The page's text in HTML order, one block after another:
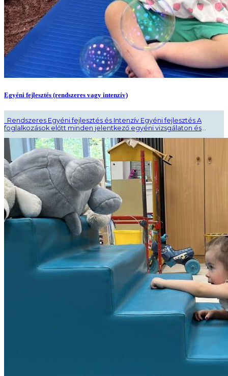
Egyéni fejlesztés (rendszeres vagy intenzív)
foglalkozások előtt minden jelentkező egyéni vizsgálaton és
fejlesztési terv készül a szülőkkel egyeztetett célok alapján. Várjuk
szeretettel az eltérő fejlődésmenetű illetve, központi
idegrendszeri sérüléssel élő gyermekeket! A konduktív
pedagógiai módszer alapelvei miatt már babáknál is
alkalmazható, sőt akkor érhető ..